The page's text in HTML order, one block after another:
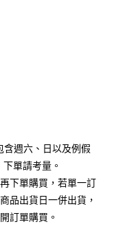
使用無須另外申請。
動跳轉到大哥付的交易
止日，確認付款後即完
確認頁面所載為準。
未通過，訂單將自動取
你分期系統評分，恕無
月結算日後寄送繳費提
灣大直營門市／銀行轉
方式。 讓您購物簡單
至「AFTEE先享後付」
週六、日以及例假
單請考量。
下單購買，若單一訂
品出貨日一併出貨，
訂單購買。